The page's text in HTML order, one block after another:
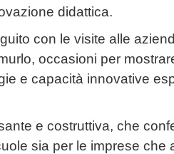
didattica.
con le visite alle
occasioni per
e capacità innovative
e costruttiva, che
sia per le imprese che